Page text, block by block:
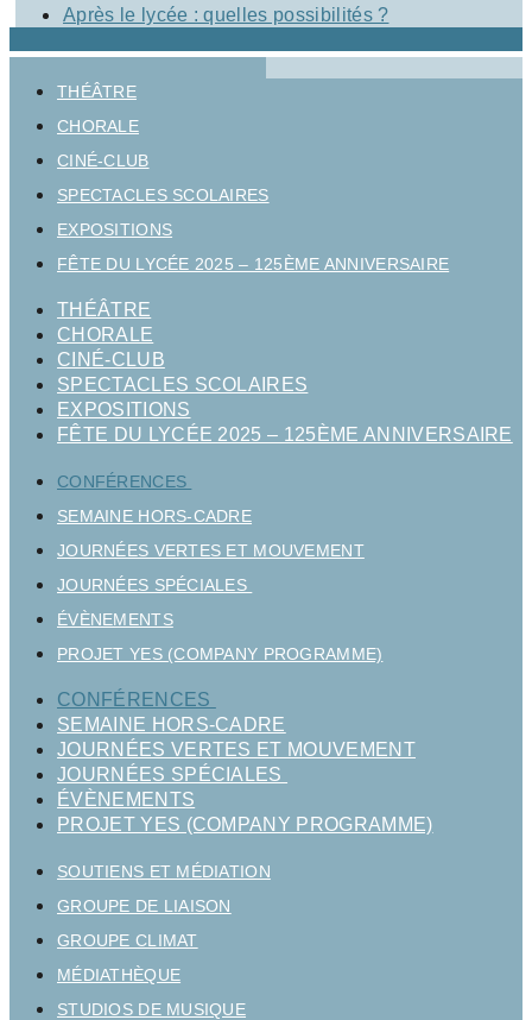
Après le lycée : quelles possibilités ?
THÉÂTRE
CHORALE
CINÉ-CLUB
SPECTACLES SCOLAIRES
EXPOSITIONS
FÊTE DU LYCÉE 2025 – 125ÈME ANNIVERSAIRE
THÉÂTRE
CHORALE
CINÉ-CLUB
SPECTACLES SCOLAIRES
EXPOSITIONS
FÊTE DU LYCÉE 2025 – 125ÈME ANNIVERSAIRE
CONFÉRENCES
SEMAINE HORS-CADRE
JOURNÉES VERTES ET MOUVEMENT
JOURNÉES SPÉCIALES
ÉVÈNEMENTS
PROJET YES (COMPANY PROGRAMME)
CONFÉRENCES
SEMAINE HORS-CADRE
JOURNÉES VERTES ET MOUVEMENT
JOURNÉES SPÉCIALES
ÉVÈNEMENTS
PROJET YES (COMPANY PROGRAMME)
SOUTIENS ET MÉDIATION
GROUPE DE LIAISON
GROUPE CLIMAT
MÉDIATHÈQUE
STUDIOS DE MUSIQUE